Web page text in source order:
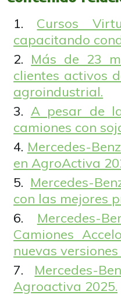
Cursos
capacitando
Más de 23
clientes activos
agroindustrial.
A pesar de
camiones con
Mercedes-
en AgroActiva
Mercedes-
con las mejores
Mercedes-
Camiones
nuevas
Mercedes-
Agroactiva 2025.